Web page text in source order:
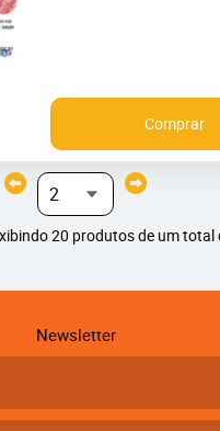
Comprar
20 produtos de um total
Newsletter